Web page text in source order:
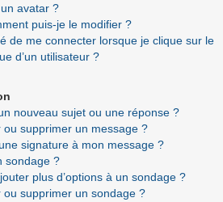
avatar ?
puis-je le modifier ?
de me connecter lorsque je clique sur le
d’un utilisateur ?
nouveau sujet ou une réponse ?
supprimer un message ?
signature à mon message ?
sondage ?
plus d’options à un sondage ?
supprimer un sondage ?